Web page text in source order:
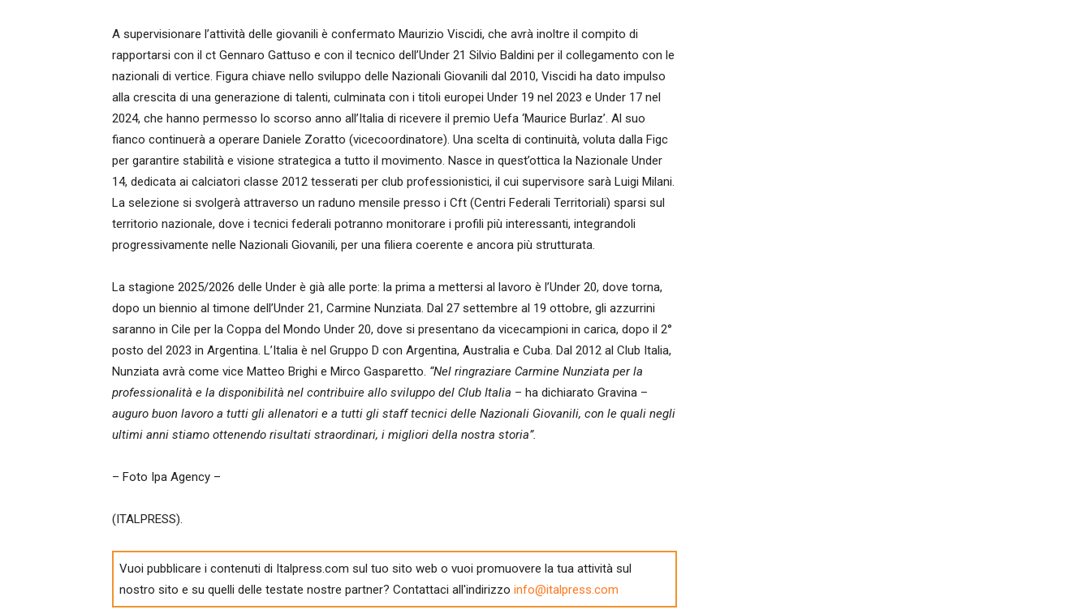
A supervisionare l’attività delle giovanili è confermato Maurizio Viscidi, che avrà inoltre il compito di
rapportarsi con il ct Gennaro Gattuso e con il tecnico dell’Under 21 Silvio Baldini per il collegamento con le
nazionali di vertice. Figura chiave nello sviluppo delle Nazionali Giovanili dal 2010, Viscidi ha dato impulso
alla crescita di una generazione di talenti, culminata con i titoli europei Under 19 nel 2023 e Under 17 nel
2024, che hanno permesso lo scorso anno all’Italia di ricevere il premio Uefa ‘Maurice Burlaz’. Al suo
fianco continuerà a operare Daniele Zoratto (vicecoordinatore). Una scelta di continuità, voluta dalla Figc
per garantire stabilità e visione strategica a tutto il movimento. Nasce in quest’ottica la Nazionale Under
14, dedicata ai calciatori classe 2012 tesserati per club professionistici, il cui supervisore sarà Luigi Milani.
La selezione si svolgerà attraverso un raduno mensile presso i Cft (Centri Federali Territoriali) sparsi sul
territorio nazionale, dove i tecnici federali potranno monitorare i profili più interessanti, integrandoli
progressivamente nelle Nazionali Giovanili, per una filiera coerente e ancora più strutturata.
La stagione 2025/2026 delle Under è già alle porte: la prima a mettersi al lavoro è l’Under 20, dove torna,
dopo un biennio al timone dell’Under 21, Carmine Nunziata. Dal 27 settembre al 19 ottobre, gli azzurrini
saranno in Cile per la Coppa del Mondo Under 20, dove si presentano da vicecampioni in carica, dopo il 2°
posto del 2023 in Argentina. L’Italia è nel Gruppo D con Argentina, Australia e Cuba. Dal 2012 al Club Italia,
Nunziata avrà come vice Matteo Brighi e Mirco Gasparetto. “Nel ringraziare Carmine Nunziata per la
professionalità e la disponibilità nel contribuire allo sviluppo del Club Italia – ha dichiarato Gravina –
auguro buon lavoro a tutti gli allenatori e a tutti gli staff tecnici delle Nazionali Giovanili, con le quali negli
ultimi anni stiamo ottenendo risultati straordinari, i migliori della nostra storia”.
– Foto Ipa Agency –
(ITALPRESS).
Vuoi pubblicare i contenuti di Italpress.com sul tuo sito web o vuoi promuovere la tua attività sul
nostro sito e su quelli delle testate nostre partner? Contattaci all'indirizzo info@italpress.com